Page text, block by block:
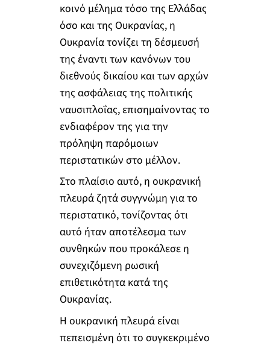
κοινό μέλημα τόσο της Ελλάδας
όσο και της Ουκρανίας, η
Ουκρανία τονίζει τη δέσμευσή
της έναντι των κανόνων του
διεθνούς δικαίου και των αρχών
της ασφάλειας της πολιτικής
ναυσιπλοΐας, επισημαίνοντας το
ενδιαφέρον της για την
πρόληψη παρόμοιων
περιστατικών στο μέλλον.
Στο πλαίσιο αυτό, η ουκρανική
πλευρά ζητά συγγνώμη για το
περιστατικό, τονίζοντας ότι
αυτό ήταν αποτέλεσμα των
συνθηκών που προκάλεσε η
συνεχιζόμενη ρωσική
επιθετικότητα κατά της
Ουκρανίας.
Η ουκρανική πλευρά είναι
πεπεισμένη ότι το συγκεκριμένο